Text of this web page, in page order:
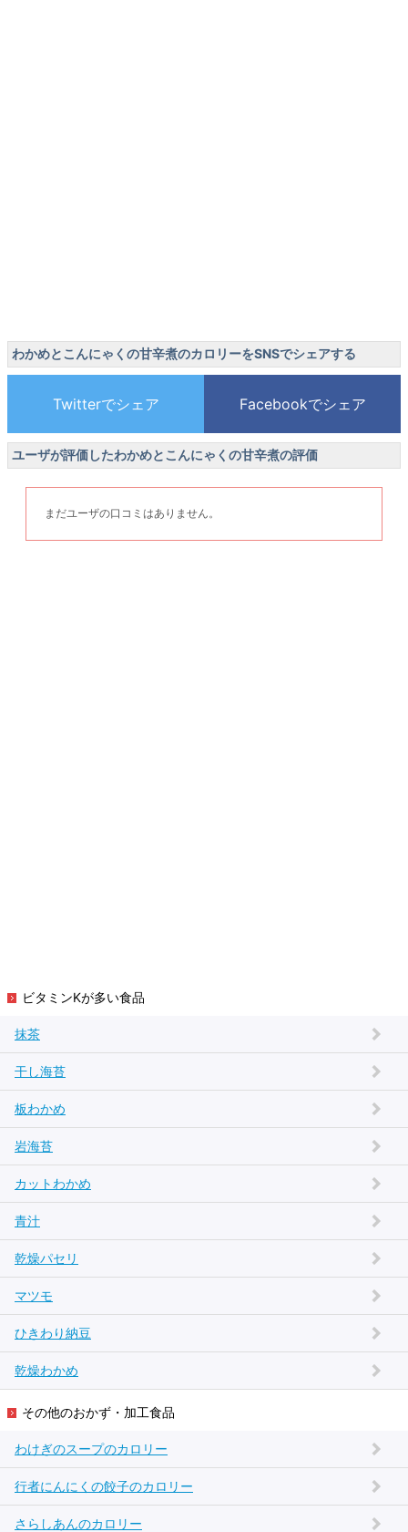
わかめとこんにゃくの甘辛煮のカロリーをSNSでシェアする
ユーザが評価したわかめとこんにゃくの甘辛煮の評価
まだユーザの口コミはありません。
ビタミンKが多い食品
抹茶
干し海苔
板わかめ
岩海苔
カットわかめ
青汁
乾燥パセリ
マツモ
ひきわり納豆
乾燥わかめ
その他のおかず・加工食品
わけぎのスープのカロリー
行者にんにくの餃子のカロリー
さらしあんのカロリー